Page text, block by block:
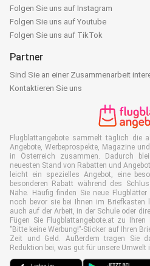
Folgen Sie uns auf Instagram
Folgen Sie uns auf Youtube
Folgen Sie uns auf TikTok
Partner
Sind Sie an einer Zusammenarbeit
Kontaktieren Sie uns
Flugblattangebote sammelt täglich die
Angebote, Werbeprospekte, Magazine
in Österreich zusammen. Dadurch
neuesten Stand von Rabatten und
leicht ein spezielles Angebot, eine
besonderen Rabatt während des
Nähe. Häufig finden Sie neue
noch bevor sie bei Ihnen im Briefkasten
auch auf der Arbeit, in der Schule oder
Fügen Sie Flugblattangebote.at zu
"Bitte keine Werbung!"-Sticker auf Ihren
Zeit und Geld. Außerdem tragen Sie
Reduktion bei, was gut für unsere Umwelt